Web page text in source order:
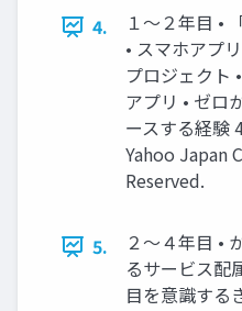
4.
１〜２年目 •
• スマホアプ
プロジェクト
アプリ • ゼロ
ースする経験
Yahoo Japan
Reserved.
5.
２〜４年目 •
るサービス配
目を意識する